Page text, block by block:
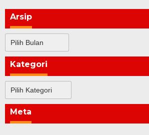
Arsip
Kategori
Meta